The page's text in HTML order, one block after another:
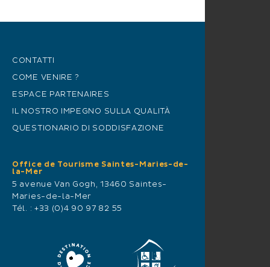
CONTATTI
COME VENIRE ?
ESPACE PARTENAIRES
IL NOSTRO IMPEGNO SULLA QUALITÀ
QUESTIONARIO DI SODDISFAZIONE
Office de Tourisme Saintes-Maries-de-
la-Mer
5 avenue Van Gogh, 13460 Saintes-
Maries-de-la-Mer
Tél. : +33 (0)4 90 97 82 55